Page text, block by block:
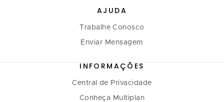
AJUDA
Trabalhe Conosco
Enviar Mensagem
INFORMAÇÕES
Central de Privacidade
Conheça Multiplan